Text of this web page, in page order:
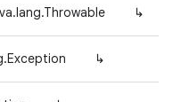
↳
↳